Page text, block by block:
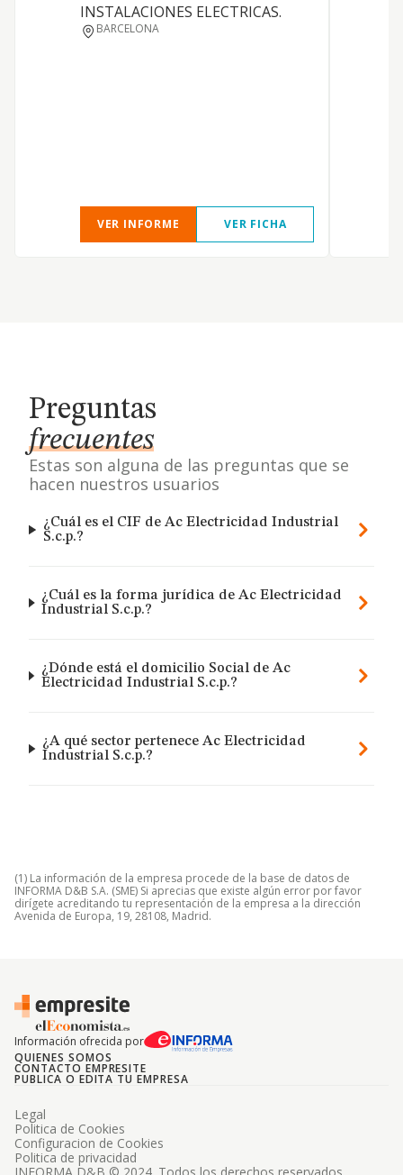
INSTALACIONES ELECTRICAS.
BARCELONA
VER INFORME VER FICHA
Preguntas
frecuentes
Estas son alguna de las preguntas que se
hacen nuestros usuarios
¿Cuál es el CIF de Ac Electricidad Industrial
S.c.p.?
¿Cuál es la forma jurídica de Ac Electricidad
Industrial S.c.p.?
¿Dónde está el domicilio Social de Ac
Electricidad Industrial S.c.p.?
¿A qué sector pertenece Ac Electricidad
Industrial S.c.p.?
(1) La información de la empresa procede de la base de datos de
INFORMA D&B S.A. (SME) Si aprecias que existe algún error por favor
dirígete acreditando tu representación de la empresa a la dirección
Avenida de Europa, 19, 28108, Madrid.
Información ofrecida por
QUIENES SOMOS
CONTACTO EMPRESITE
PUBLICA O EDITA TU EMPRESA
Legal
Politica de Cookies
Configuracion de Cookies
Politica de privacidad